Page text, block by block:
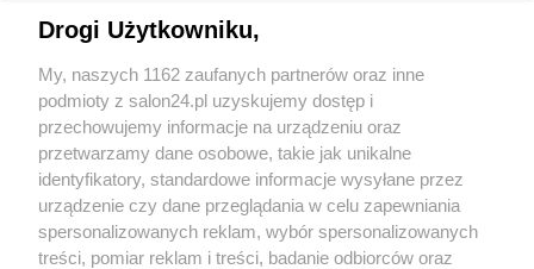
Sport
Społeczeństwo
Kultura
Drogi Użytkowniku,
My, naszych 1162 zaufanych partnerów oraz inne
podmioty z salon24.pl uzyskujemy dostęp i
przechowujemy informacje na urządzeniu oraz
przetwarzamy dane osobowe, takie jak unikalne
identyfikatory, standardowe informacje wysyłane przez
urządzenie czy dane przeglądania w celu zapewniania
spersonalizowanych reklam, wybór spersonalizowanych
treści, pomiar reklam i treści, badanie odbiorców oraz